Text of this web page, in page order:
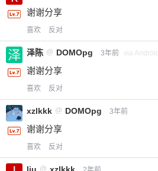
谢谢分享
喜欢 反对
泽陈 @ DOMOpg 3年前 via Android
谢谢分享
喜欢 反对
xzlkkk @ DOMOpg 3年前
谢谢分享
喜欢 反对
@